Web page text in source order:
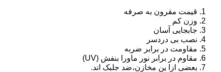
قیمت مقرون به صرفه
وزن کم
جابجایی آسان
نصب بی دردسر
مقاومت در برابر ضربه
مقاوم در برابر نور ماورا بنفش (UV)
بعضی ازا ین مخازن،ضد جلبک اند.